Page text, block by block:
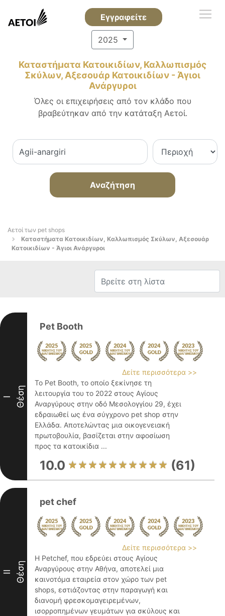
Εγγραφείτε
2025
Καταστήματα Κατοικιδίων, Καλλωπισμός
Σκύλων, Αξεσουάρ Κατοικιδίων - Άγιοι
Ανάργυροι
Όλες οι επιχειρήσεις από τον κλάδο που
βραβεύτηκαν από την κατάταξη Αετοί.
Αναζήτηση
Αετοί των pet shops
Καταστήματα Κατοικιδίων, Καλλωπισμός Σκύλων, Αξεσουάρ
Κατοικιδίων - Άγιοι Ανάργυροι
I Θέση
Pet Booth
Δείτε περισσότερα >>
Το Pet Booth, το οποίο ξεκίνησε τη
λειτουργία του το 2022 στους Αγίους
Αναργύρους στην οδό Μεσολογγίου 29, έχει
εδραιωθεί ως ένα σύγχρονο pet shop στην
Ελλάδα. Αποτελώντας μια οικογενειακή
πρωτοβουλία, βασίζεται στην αφοσίωση
προς τα κατοικίδια ...
10.0 (61)
II Θέση
pet chef
Δείτε περισσότερα >>
Η Petchef, που εδρεύει στους Αγίους
Αναργύρους στην Αθήνα, αποτελεί μια
καινοτόμα εταιρεία στον χώρο των pet
shops, εστιάζοντας στην παραγωγή και
διανομή φρεσκομαγειρεμένων,
ισορροπημένων γευμάτων για σκύλους και